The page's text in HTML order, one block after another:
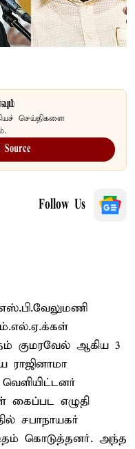
செய்திகளை
Follow Us
குமரவேல் ஆகிய 3
ராஜினாமா
கைப்பட எழுதி
சபாநாயகர்
கொடுத்தனர். அந்த